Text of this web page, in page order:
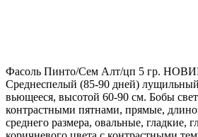
Фасоль Пинто/Сем Алт/цп 5 гр.
Среднеспелый (85-90 дней) лущильный
вьющееся, высотой 60-90 см. Бобы
контрастными пятнами, прямые,
среднего размера, овальные, гладкие,